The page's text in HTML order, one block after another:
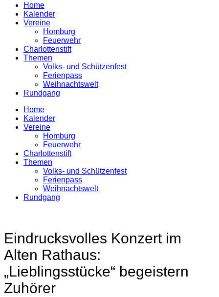
Home
Kalender
Vereine
Homburg
Feuerwehr
Charlottenstift
Themen
Volks- und Schützenfest
Ferienpass
Weihnachtswelt
Rundgang
Home
Kalender
Vereine
Homburg
Feuerwehr
Charlottenstift
Themen
Volks- und Schützenfest
Ferienpass
Weihnachtswelt
Rundgang
Eindrucksvolles Konzert im
Alten Rathaus:
„Lieblingsstücke“ begeistern
Zuhörer